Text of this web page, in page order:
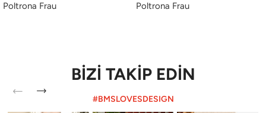
Poltrona Frau Poltrona Frau
BİZİ TAKİP EDİN
#BMSLOVESDESIGN